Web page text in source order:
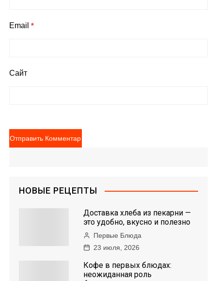
Email*
Сайт
НОВЫЕ РЕЦЕПТЫ
Доставка хлеба из пекарни —
это удобно, вкусно и полезно
Первые Блюда
23 июля, 2026
Кофе в первых блюдах:
неожиданная роль